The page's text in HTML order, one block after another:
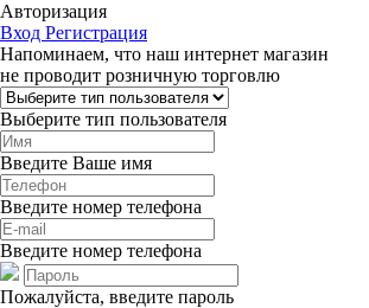
Авторизация
Вход Регистрация
Напоминаем, что наш интернет магазин
не проводит розничную торговлю
Выберите тип пользователя
Введите Ваше имя
Введите номер телефона
Введите номер телефона
Пожалуйста, введите пароль